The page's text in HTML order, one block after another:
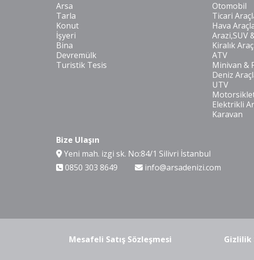
Arsa
Tarla
Konut
İşyeri
Bina
Devremülk
Turistik Tesis
Otomobil
Ticari
Hava
Arazi,SUV
Kiralık
ATV
Minivan &
Deniz
UTV
Elektrikli
Karavan
Bize Ulaşın
Yeni mah. izgi sk. No:84/1 Silivri İstanbul
0850 303 8649
info@arsadenizi.com
Mesafeli Satış Sözleşmesi Gizlilik